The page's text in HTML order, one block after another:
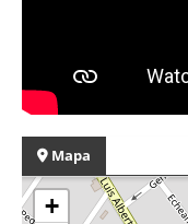
Mapa
+